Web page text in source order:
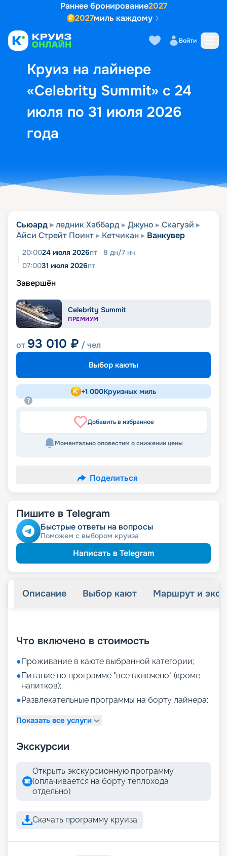
Раннее бронирование2027
2027миль каждому
Войти
Круиз на лайнере
«Celebrity Summit» с 24
июля по 31 июля 2026
года
Выбор кают Маршрут и
Сьюард ледник Хаббард Джуно
Скагуэй
Айси Стрейт Поинт
Кетчикан Ванкувер
20:0024 июля 2026пт 8 дн/7 нч
07:0031 июля 2026пт
Завершён
Celebrity Summit
ПРЕМИУМ
от 93 010 ₽ / чел
Выбор каюты
+1 000Круизных миль
Добавить в избранное
Моментально оповестим о снижении цены
Поделиться
Пишите в Telegram
Быстрые ответы на вопросы
Поможем с выбором круиза
Написать в Telegram
Описание Выбор кают Маршрут и
Что включено в стоимость
●Проживание в каюте выбранной категории;
●Питание по программе "все включено" (кроме
напитков);
●Развлекательные программы на борту лайнера;
Показать все услуги
Экскурсии
Открыть экскурсионную программу
(оплачивается на борту теплохода
отдельно)
Скачать программу круиза